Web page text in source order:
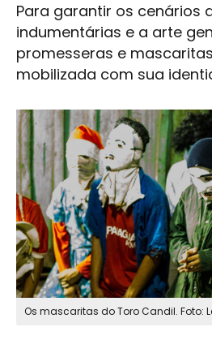
Para garantir os cenários
indumentárias e a arte
promesseras e mascaritas
mobilizada com sua
Os mascaritas do Toro Candil. Foto: